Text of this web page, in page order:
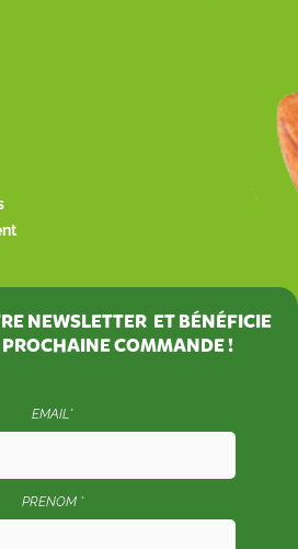
NEWSLETTER ET BÉNÉFICIE
PROCHAINE COMMANDE !
EMAIL*
PRENOM *